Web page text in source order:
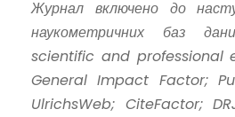
Журнал включено до
наукометричних баз
scientific and professional
General Impact Factor;
UlrichsWeb; CiteFactor;